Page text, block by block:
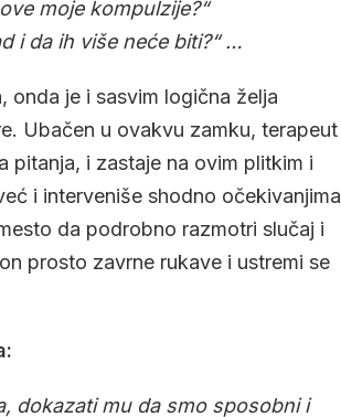
moje kompulzije?“
i da ih više neće biti?“ …
onda je i sasvim logična želja
Ubačen u ovakvu zamku, terapeut
pitanja, i zastaje na ovim plitkim i
i interveniše shodno očekivanjima
da podrobno razmotri slučaj i
prosto zavrne rukave i ustremi se
dokazati mu da smo sposobni i